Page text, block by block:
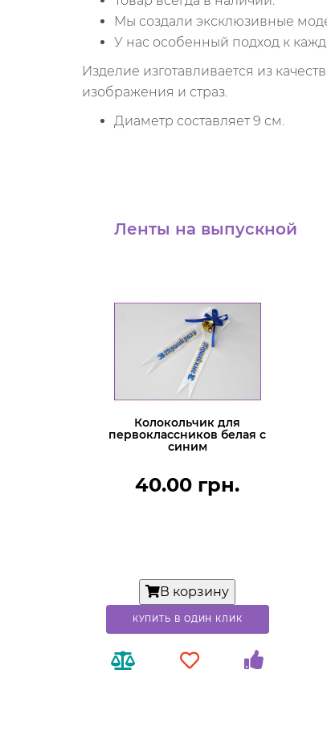
Мы создали эксклюзивные
У нас особенный подход к
Изделие изготавливается из
изображения и страз.
Диаметр составляет 9 см.
Ленты на выпускной
Колокольчик для
первоклассников белая с
синим
40.00 грн.
В корзину
КУПИТЬ В ОДИН КЛИК